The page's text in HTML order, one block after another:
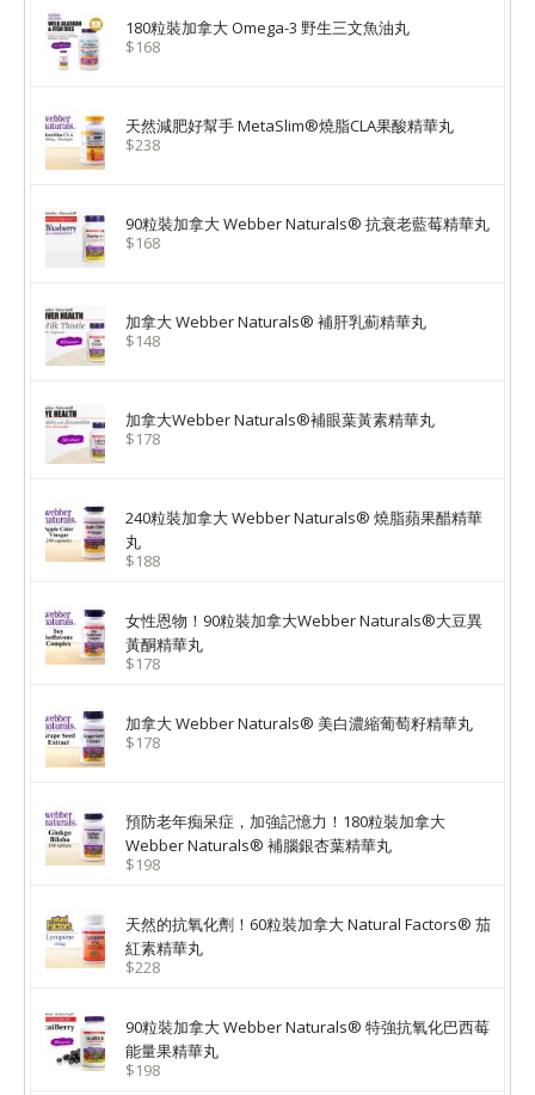
180粒裝加拿大 Omega-3 野生三文魚油丸
$168
天然減肥好幫手 MetaSlim®燒脂CLA果酸精華丸
$238
90粒裝加拿大 Webber Naturals® 抗衰老藍莓精華丸
$168
加拿大 Webber Naturals® 補肝乳薊精華丸
$148
加拿大Webber Naturals®補眼葉黃素精華丸
$178
240粒裝加拿大 Webber Naturals® 燒脂蘋果醋精華
丸
$188
女性恩物！90粒裝加拿大Webber Naturals®大豆異
黃酮精華丸
$178
加拿大 Webber Naturals® 美白濃縮葡萄籽精華丸
$178
預防老年痴呆症，加強記憶力！180粒裝加拿大
Webber Naturals® 補腦銀杏葉精華丸
$198
天然的抗氧化劑！60粒裝加拿大 Natural Factors® 茄
紅素精華丸
$228
90粒裝加拿大 Webber Naturals® 特強抗氧化巴西莓
能量果精華丸
$198